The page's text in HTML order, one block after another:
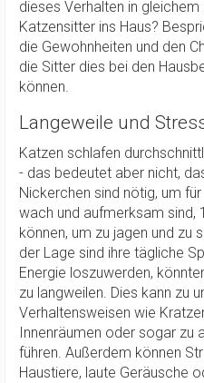
dieses Verhalten in
Katzensitter ins Haus?
die Gewohnheiten und den
die Sitter dies bei den
können.
Langeweile und
Katzen schlafen
- das bedeutet aber nicht,
Nickerchen sind nötig, um
wach und aufmerksam sind,
können, um zu jagen und zu
der Lage sind ihre tägliche
Energie loszuwerden,
zu langweilen. Dies kann zu
Verhaltensweisen wie
Innenräumen oder sogar zu
führen. Außerdem können
Haustiere, laute Geräusche